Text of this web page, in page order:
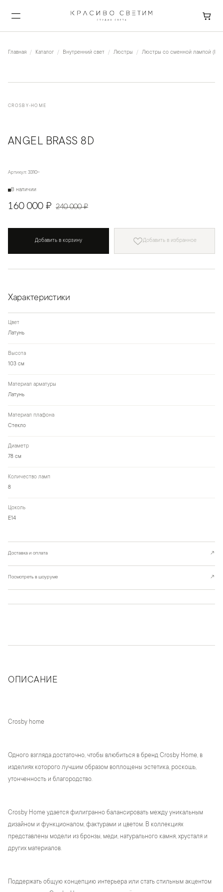
Главная Каталог Внутренний свет Люстры Люстры со сменной лампой
CROSBY-HOME
ANGEL BRASS 8D
Артикул: 3310-
В наличии
160 000 ₽ 240 000 ₽
Добавить в корзину Добавить в избранное
Характеристики
Цвет
Латунь
Высота
103 см
Материал арматуры
Латунь
Материал плафона
Стекло
Диаметр
78 см
Количество ламп
8
Цоколь
Е14
Доставка и оплата ↗
Посмотреть в шоуруме ↗
ОПИСАНИЕ
Crosby home
Одного взгляда достаточно, чтобы влюбиться в бренд Crosby Home, в
изделиях которого лучшим образом воплощены эстетика, роскошь,
утонченность и благородство.
Crosby Home удается филигранно балансировать между уникальным
дизайном и функционалом, фактурами и цветом. В коллекциях
представлены модели из бронзы, меди, натурального камня, хрусталя и
других материалов.
Поддержать общую концепцию интерьера или стать стильным акцентом